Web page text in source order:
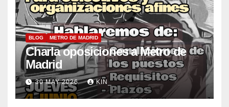
BLOG METRO DE MADRID
Charla oposiciones a Metro de
Madrid
30 MAY 2026 KIN_